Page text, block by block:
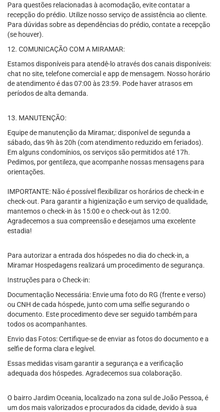
Para questões relacionadas à acomodação, evite contatar a
recepção do prédio. Utilize nosso serviço de assistência ao cliente.
Para dúvidas sobre as dependências do prédio, contate a recepção
(se houver).
12. COMUNICAÇÃO COM A MIRAMAR:
Estamos disponíveis para atendê-lo através dos canais disponíveis:
chat no site, telefone comercial e app de mensagem. Nosso horário
de atendimento é das 07:00 às 23:59. Pode haver atrasos em
períodos de alta demanda.
13. MANUTENÇÃO:
Equipe de manutenção da Miramar,: disponível de segunda a
sábado, das 9h às 20h (com atendimento reduzido em feriados).
Em alguns condomínios, os serviços são permitidos até 17h.
Pedimos, por gentileza, que acompanhe nossas mensagens para
orientações.
IMPORTANTE: Não é possível flexibilizar os horários de check-in e
check-out. Para garantir a higienização e um serviço de qualidade,
mantemos o check-in às 15:00 e o check-out às 12:00.
Agradecemos a sua compreensão e desejamos uma excelente
estadia!
Para autorizar a entrada dos hóspedes no dia do check-in, a
Miramar Hospedagens realizará um procedimento de segurança.
Instruções para o Check-in:
Documentação Necessária: Envie uma foto do RG (frente e verso)
ou CNH de cada hóspede, junto com uma selfie segurando o
documento. Este procedimento deve ser seguido também para
todos os acompanhantes.
Envio das Fotos: Certifique-se de enviar as fotos do documento e a
selfie de forma clara e legível.
Essas medidas visam garantir a segurança e a verificação
adequada dos hóspedes. Agradecemos sua colaboração.
O bairro Jardim Oceania, localizado na zona sul de João Pessoa, é
um dos mais valorizados e procurados da cidade, devido à sua